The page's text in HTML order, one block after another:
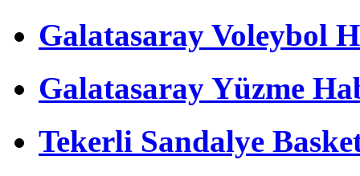
Galatasaray Voleybol
Galatasaray Yüzme
Tekerli Sandalye